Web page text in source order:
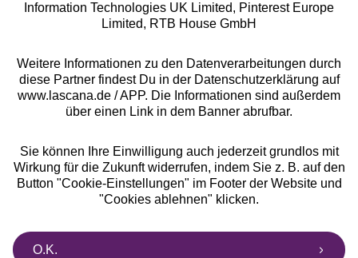
** Bonität vorausgesetzt, berechtigt zur Bonitätsprüfung
Information Technologies UK Limited, Pinterest Europe
Limited, RTB House GmbH
Weitere Informationen zu den Datenverarbeitungen durch
diese Partner findest Du in der Datenschutzerklärung auf
www.lascana.de / APP. Die Informationen sind außerdem
über einen Link in dem Banner abrufbar.
Sie können Ihre Einwilligung auch jederzeit grundlos mit
Wirkung für die Zukunft widerrufen, indem Sie z. B. auf den
Button "Cookie-Einstellungen" im Footer der Website und
"Cookies ablehnen" klicken.
O.K.